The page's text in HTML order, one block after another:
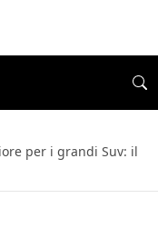
per i grandi Suv: il